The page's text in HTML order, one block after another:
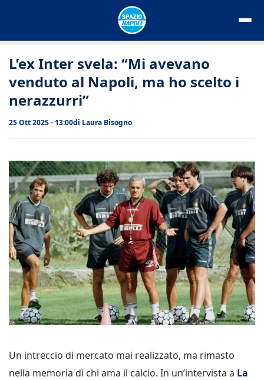
L’ex Inter svela: “Mi avevano
venduto al Napoli, ma ho scelto i
nerazzurri”
25 Ott 2025 - 13:00di Laura Bisogno
Un intreccio di mercato mai realizzato, ma rimasto
nella memoria di chi ama il calcio. In un’intervista a La